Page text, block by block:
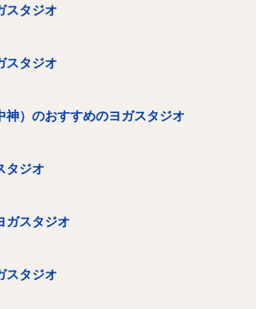
スタジオ
スタジオ
神）のおすすめのヨガスタジオ
タジオ
ガスタジオ
スタジオ